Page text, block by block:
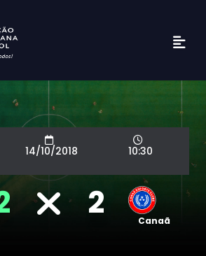
14/10/2018 10:30
2 Canaã